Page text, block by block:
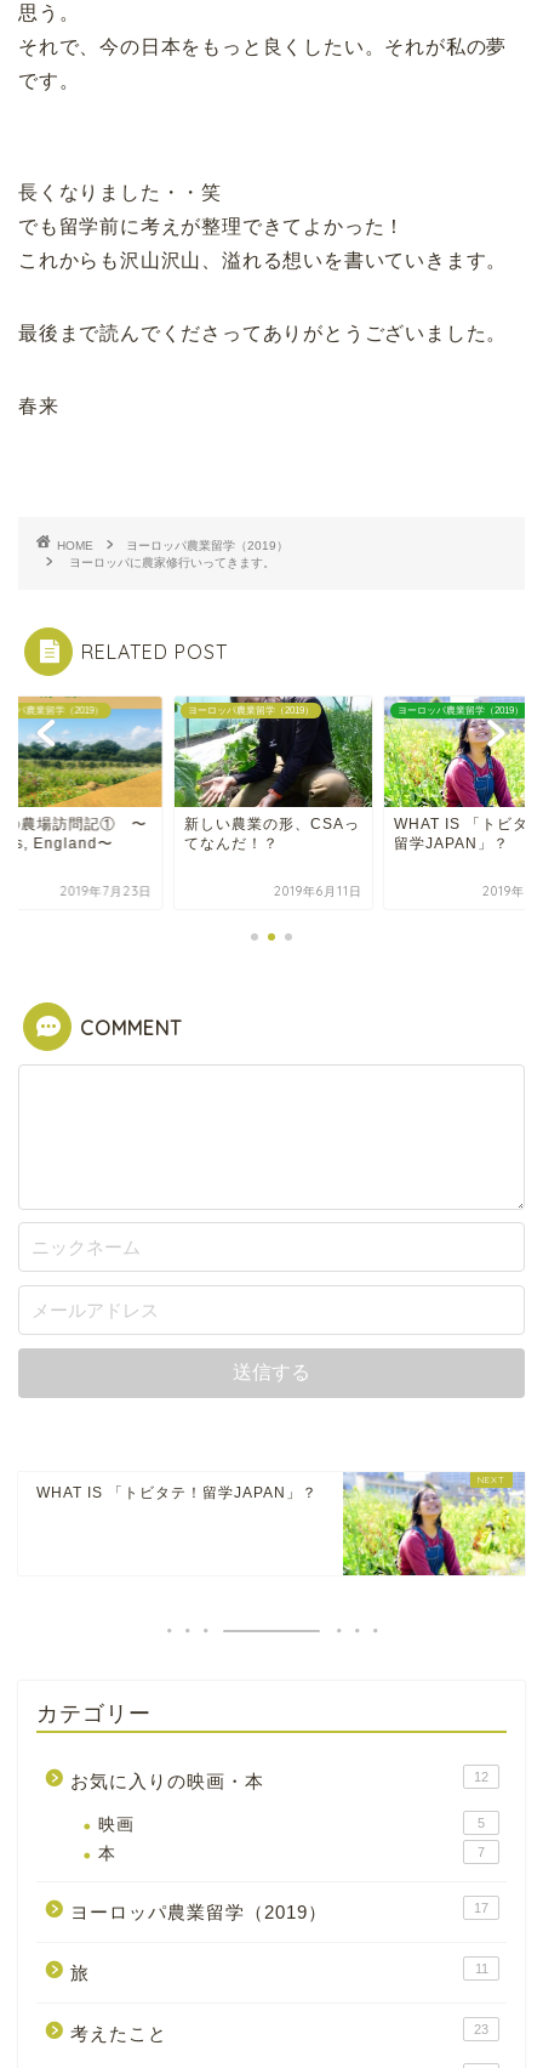
思う。
それで、今の日本をもっと良くしたい。それが私の夢
です。
長くなりました・・笑
でも留学前に考えが整理できてよかった！
これからも沢山沢山、溢れる想いを書いていきます。
最後まで読んでくださってありがとうございました。
春来
HOME
ヨーロッパ農業留学（2019）
ヨーロッパに農家修行いってきます。
RELATED POST
ッパ農業留学（2019）
の農場訪問記① 〜
England〜
2019年7月23日
ヨーロッパ農業留学（2019）
新しい農業の形、CSAっ
てなんだ！？
2019年6月11日
ヨーロッパ農業留学（2019）
WHAT IS 「トビタ
留学JAPAN」？
2019年3
COMMENT
WHAT IS 「トビタテ！留学JAPAN」？
カテゴリー
お気に入りの映画・本 12
映画 5
本 7
ヨーロッパ農業留学（2019） 17
旅 11
考えたこと 23